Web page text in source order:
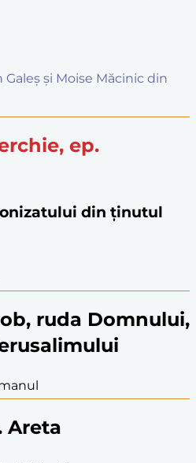
Galeș și Moise Măcinic din
ep.
din ținutul
ruda Domnului,
Areta